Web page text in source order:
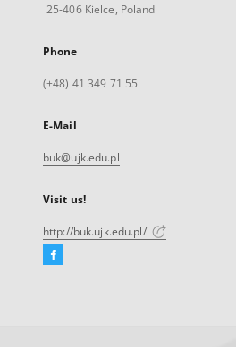
25-406 Kielce, Poland
Phone
(+48) 41 349 71 55
E-Mail
buk@ujk.edu.pl
Visit us!
http://buk.ujk.edu.pl/
Facebook